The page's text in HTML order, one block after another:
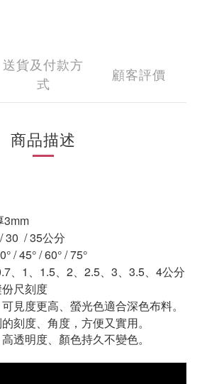
送貨及付款方
式
顧客評價
商品描述
3mm
/ 30 / 35公分
/ 45° / 60° / 75°
、1、1.5、2、2.5、3、3.5、4公分
尺刻度
見度更高、螢光色適合深色布料。
刻度、角度，方便又實用。
透明度、顏色持久不變色。